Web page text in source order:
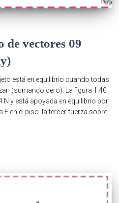
vectores 09
está en equilibrio cuando todas
(sumando cero). La figura 1.40
N y está apoyada en equilibrio por
F en el piso. la tercer fuerza sobre